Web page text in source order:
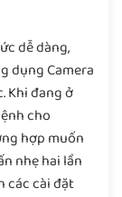
dễ dàng,
dụng Camera
Khi đang ở
cho
hợp muốn
nhẹ hai lần
các cài đặt